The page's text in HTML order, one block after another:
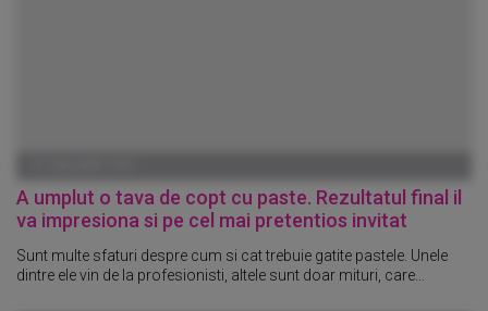
A umplut o tava de copt cu paste. Rezultatul final il
va impresiona si pe cel mai pretentios invitat
Sunt multe sfaturi despre cum si cat trebuie gatite pastele. Unele
dintre ele vin de la profesionisti, altele sunt doar mituri, care...